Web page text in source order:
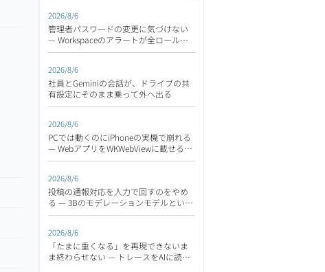
2026/8/6
管理者パスワードの変更に気づけない
— Workspaceのアラートが全ロールへ
拡張
2026/8/6
社員とGeminiの会話が、ドライブの共
有設定にそのまま乗って外へ出る
2026/8/6
PCでは動くのにiPhoneの実機で崩れる
— WebアプリをWKWebViewに載せる前
に
2026/8/6
投稿の通報対応を人力で回すのをやめ
る — 3Bのモデレーションモデルという
選択肢
2026/8/6
「たまに重くなる」を再現できないま
ま終わらせない — トレースをAIに読ま